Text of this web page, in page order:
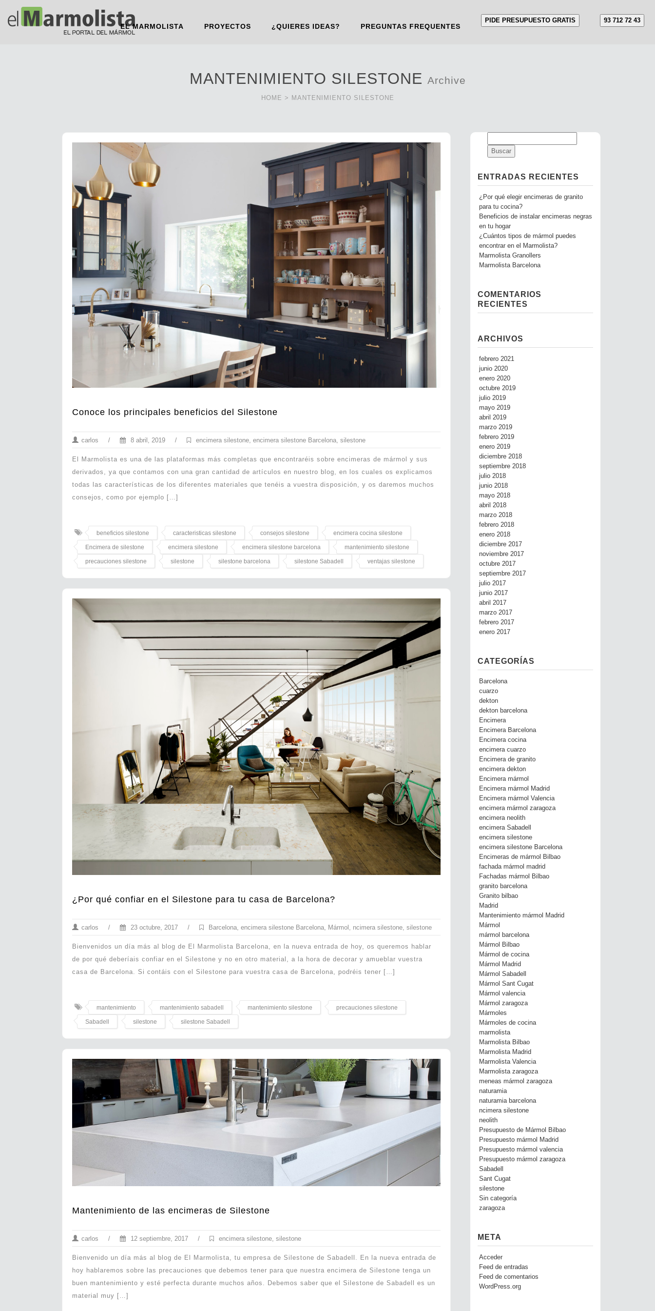
EL MARMOLISTA PROYECTOS ¿QUIERES IDEAS? PREGUNTAS FREQUENTES
PIDE PRESUPUESTO GRATIS 93 712 72 43
MANTENIMIENTO SILESTONE Archive
HOME > MANTENIMIENTO SILESTONE
Conoce los principales beneficios del Silestone
carlos / 8 abril, 2019 / encimera silestone, encimera silestone Barcelona, silestone
El Marmolista es una de las plataformas más completas que encontraréis sobre encimeras de mármol y sus
derivados, ya que contamos con una gran cantidad de artículos en nuestro blog, en los cuales os explicamos
todas las características de los diferentes materiales que tenéis a vuestra disposición, y os daremos muchos
consejos, como por ejemplo […]
beneficios silestone caracteristicas silestone consejos silestone encimera cocina silestone
Encimera de silestone encimera silestone encimera silestone barcelona mantenimiento silestone
precauciones silestone silestone silestone barcelona silestone Sabadell ventajas silestone
¿Por qué confiar en el Silestone para tu casa de Barcelona?
carlos / 23 octubre, 2017 / Barcelona encimera silestone Barcelona Mármol ncimera silestone silestone
Bienvenidos un día más al blog de El Marmolista Barcelona, en la nueva entrada de hoy, os queremos hablar
de por qué deberíais confiar en el Silestone y no en otro material, a la hora de decorar y amueblar vuestra
casa de Barcelona. Si contáis con el Silestone para vuestra casa de Barcelona, podréis tener […]
mantenimiento mantenimiento sabadell mantenimiento silestone precauciones silestone
Sabadell silestone silestone Sabadell
Mantenimiento de las encimeras de Silestone
carlos / 12 septiembre, 2017 / encimera silestone silestone
Bienvenido un día más al blog de El Marmolista, tu empresa de Silestone de Sabadell. En la nueva entrada de
hoy hablaremos sobre las precauciones que debemos tener para que nuestra encimera de Silestone tenga un
buen mantenimiento y esté perfecta durante muchos años. Debemos saber que el Silestone de Sabadell es un
material muy […]
ENTRADAS RECIENTES
¿Por qué elegir encimeras de granito
para tu cocina?
Beneficios de instalar encimeras negras
en tu hogar
¿Cuántos tipos de mármol puedes
encontrar en el Marmolista?
Marmolista Granollers
Marmolista Barcelona
COMENTARIOS
RECIENTES
ARCHIVOS
febrero 2021
junio 2020
enero 2020
octubre 2019
julio 2019
mayo 2019
abril 2019
marzo 2019
febrero 2019
enero 2019
diciembre 2018
septiembre 2018
julio 2018
junio 2018
mayo 2018
abril 2018
marzo 2018
febrero 2018
enero 2018
diciembre 2017
noviembre 2017
octubre 2017
septiembre 2017
julio 2017
junio 2017
abril 2017
marzo 2017
febrero 2017
enero 2017
CATEGORÍAS
Barcelona
cuarzo
dekton
dekton barcelona
Encimera
Encimera Barcelona
Encimera cocina
encimera cuarzo
Encimera de granito
encimera dekton
Encimera mármol
Encimera mármol Madrid
Encimera mármol Valencia
encimera mármol zaragoza
encimera neolith
encimera Sabadell
encimera silestone
encimera silestone Barcelona
Encimeras de mármol Bilbao
fachada mármol madrid
Fachadas mármol Bilbao
granito barcelona
Granito bilbao
Madrid
Mantenimiento mármol Madrid
Mármol
mármol barcelona
Mármol Bilbao
Mármol de cocina
Mármol Madrid
Mármol Sabadell
Mármol Sant Cugat
Mármol valencia
Mármol zaragoza
Mármoles
Mármoles de cocina
marmolista
Marmolista Bilbao
Marmolista Madrid
Marmolista Valencia
Marmolista zaragoza
meneas mármol zaragoza
naturamia
naturamia barcelona
ncimera silestone
neolith
Presupuesto de Mármol Bilbao
Presupuesto mármol Madrid
Presupuesto mármol valencia
Presupuesto mármol zaragoza
Sabadell
Sant Cugat
silestone
Sin categoría
zaragoza
META
Acceder
Feed de entradas
Feed de comentarios
WordPress.org